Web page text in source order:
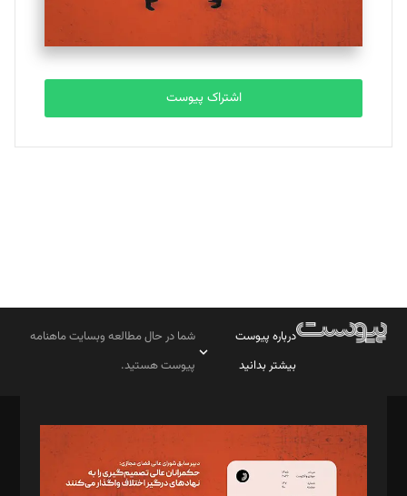
مصطفی مسجدی آرانی
تحریریه
بابک نقاش
تحریریه
اشتراک پیوست
درباره پیوست
بیشتر بدانید
شما در حال مطالعه وبسایت ماهنامه
پیوست هستید.
مدیر مسئول: محمدباقر اثنی‌عشری
سردبیر: مهرک محمودی
دبیر تحریریه: میثم قاسمی